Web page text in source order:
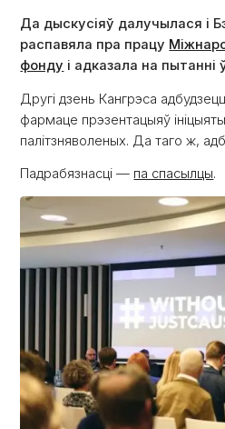
Да дыскусіяў далучылася і
распавяла пра працу
фонду і адказала на пытанні
Другі дзень Кангрэса
фармаце прэзентацыяў
палітзняволеных. Да таго ж,
Падрабязнасці — па спасылцы.